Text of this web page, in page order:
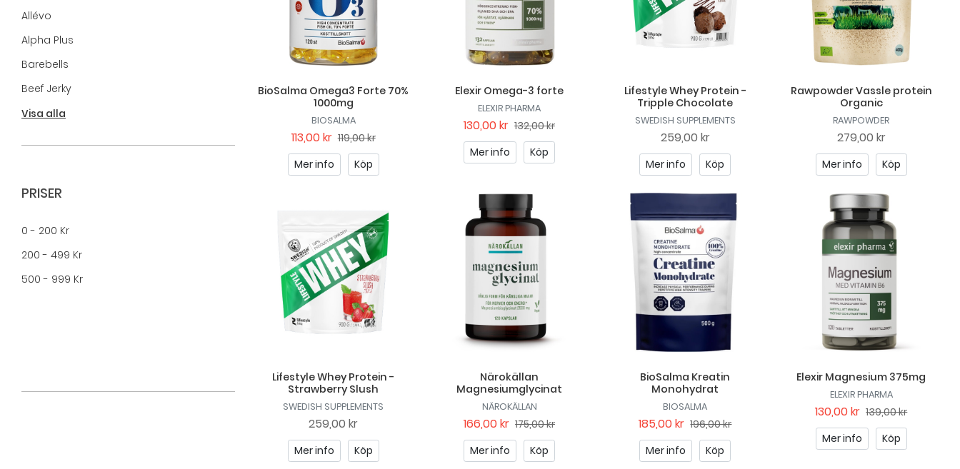
Allévo
Alpha Plus
Barebells
Beef Jerky
Better You
Biosan
Dense
Dig
Dr Mercola
Visa alla
PRISER
0 - 200 Kr
200 - 499 Kr
500 - 999 Kr
BioSalma Omega3 Forte 70%
1000mg
BIOSALMA
113,00 kr 119,00 kr
Mer info
Köp
Elexir Omega-3 forte
ELEXIR PHARMA
130,00 kr 132,00 kr
Mer info
Köp
Lifestyle Whey Protein -
Tripple Chocolate
SWEDISH SUPPLEMENTS
259,00 kr
Mer info Köp
Rawpowder Vassle protein
Organic
RAWPOWDER
279,00 kr
Mer info Köp
Lifestyle Whey Protein -
Strawberry Slush
SWEDISH SUPPLEMENTS
259,00 kr
Mer info Köp
Närokällan
Magnesiumglycinat
NÄROKÄLLAN
166,00 kr 175,00 kr
Mer info
Köp
BioSalma Kreatin
Monohydrat
BIOSALMA
185,00 kr 196,00 kr
Mer info
Köp
Elexir Magnesium 375mg
ELEXIR PHARMA
130,00 kr 139,00 kr
Mer info
Köp